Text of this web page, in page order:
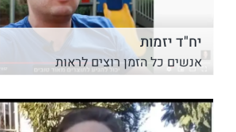
יח"ד יזמות
אנשים כל הזמן רוצים לראות